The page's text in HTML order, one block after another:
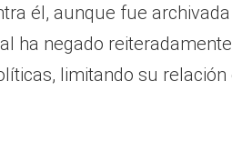
él, aunque fue
ha negado
limitando su